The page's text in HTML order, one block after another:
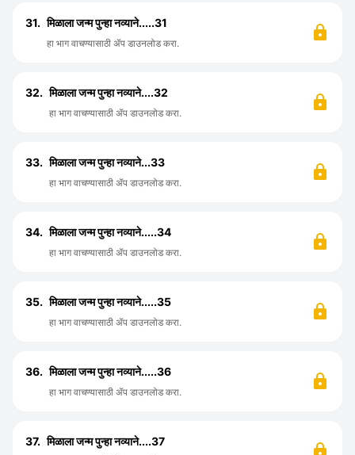
31. मिळाला जन्म पुन्हा नव्याने.....31
हा भाग वाचण्यासाठी ॲप डाउनलोड करा.
32. मिळाला जन्म पुन्हा नव्याने....32
हा भाग वाचण्यासाठी ॲप डाउनलोड करा.
33. मिळाला जन्म पुन्हा नव्याने...33
हा भाग वाचण्यासाठी ॲप डाउनलोड करा.
34. मिळाला जन्म पुन्हा नव्याने.....34
हा भाग वाचण्यासाठी ॲप डाउनलोड करा.
35. मिळाला जन्म पुन्हा नव्याने.....35
हा भाग वाचण्यासाठी ॲप डाउनलोड करा.
36. मिळाला जन्म पुन्हा नव्याने.....36
हा भाग वाचण्यासाठी ॲप डाउनलोड करा.
37. मिळाला जन्म पुन्हा नव्याने....37